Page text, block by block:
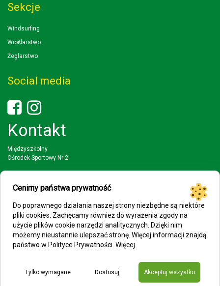
Cenimy państwa prywatność
Do poprawnego działania naszej strony niezbędne są niektóre
pliki cookies. Zachęcamy również do wyrażenia zgody na
użycie plików cookie narzędzi analitycznych. Dzięki nim
możemy nieustannie ulepszać stronę. Więcej informacji znajdą
państwo w Polityce Prywatności. Więcej
Dostosuj
Tylko wymagane Akceptuj wszystko
Sekcje
Windsurfing
Wioślarstwo
Żeglarstwo
Social media
Kontakt
Międzyszkolny
Ośrodek Sportowy Nr 2
ul. Wał Miedzeszynski 397
faks: (22) 617 88 51
mail: mosp2@eduwarszawa.pl
© 2025 WEBOPCJA.pl